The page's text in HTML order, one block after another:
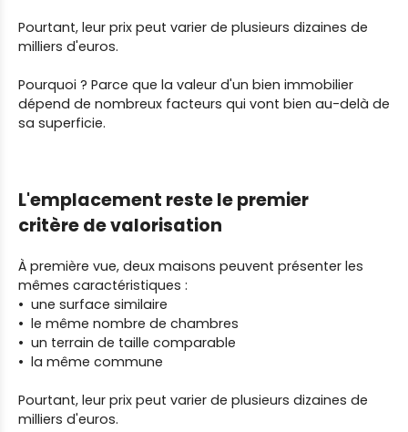
Pourtant, leur prix peut varier de plusieurs dizaines de
milliers d'euros.
Pourquoi ? Parce que la valeur d'un bien immobilier
dépend de nombreux facteurs qui vont bien au-delà de
sa superficie.
L'emplacement reste le premier
critère de valorisation
À première vue, deux maisons peuvent présenter les
mêmes caractéristiques :
une surface similaire
le même nombre de chambres
un terrain de taille comparable
la même commune
Pourtant, leur prix peut varier de plusieurs dizaines de
milliers d'euros.